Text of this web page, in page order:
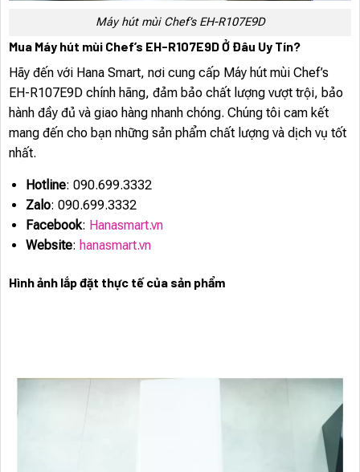
Máy hút mùi Chef’s EH-R107E9D
Mua Máy hút mùi Chef’s EH-R107E9D Ở Đâu Uy Tín?
Hãy đến với Hana Smart, nơi cung cấp Máy hút mùi Chef’s
EH-R107E9D chính hãng, đảm bảo chất lượng vượt trội, bảo
hành đầy đủ và giao hàng nhanh chóng. Chúng tôi cam kết
mang đến cho bạn những sản phẩm chất lượng và dịch vụ tốt
nhất.
Hotline: 090.699.3332
Zalo: 090.699.3332
Facebook: Hanasmart.vn
Website: hanasmart.vn
Hình ảnh lắp đặt thực tế của sản phẩm